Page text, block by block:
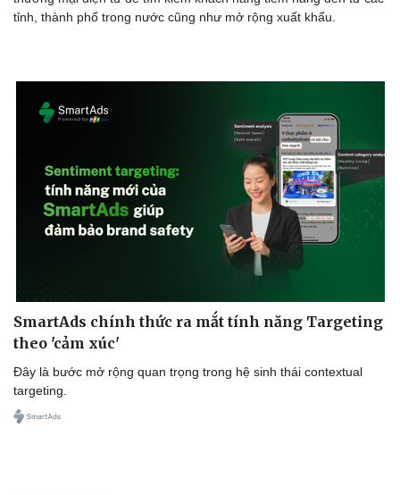
tỉnh, thành phố trong nước cũng như mở rộng xuất khẩu.
SmartAds chính thức ra mắt tính năng Targeting
theo 'cảm xúc'
Đây là bước mở rộng quan trọng trong hệ sinh thái contextual
targeting.